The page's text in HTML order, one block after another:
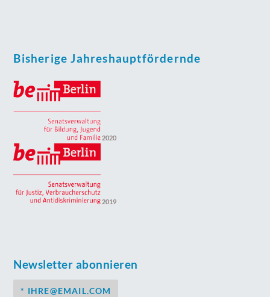
Bisherige Jahreshauptfördernde
2020
2019
Newsletter abonnieren